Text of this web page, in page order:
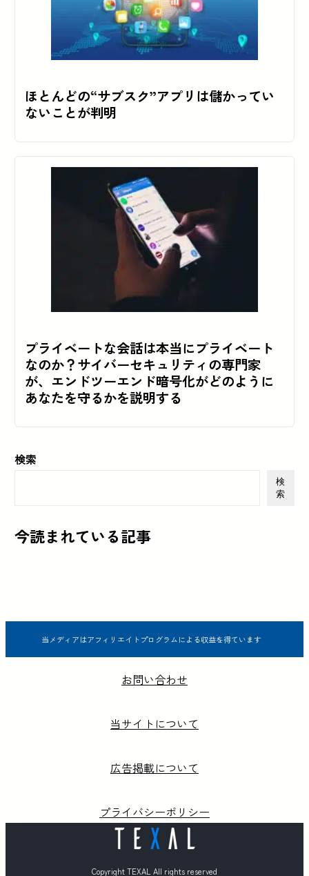
ほとんどの“サブスク”アプリは儲かってい
ないことが判明
プライベートな会話は本当にプライベート
なのか？サイバーセキュリティの専門家
が、エンドツーエンド暗号化がどのように
あなたを守るかを説明する
検索
検
索
今読まれている記事
当メディアはアフィリエイトプログラムによる収益を得ています
お問い合わせ
当サイトについて
広告掲載について
プライバシーポリシー
Copyright TEXAL All rights reserved